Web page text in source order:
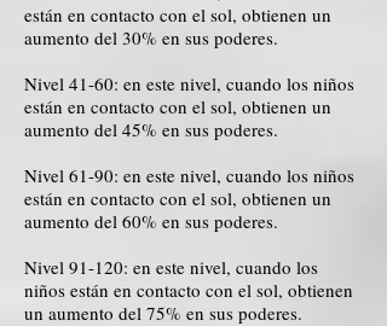
están en contacto con el sol, obtienen un
aumento del 30% en sus poderes.
Nivel 41-60: en este nivel, cuando los niños
están en contacto con el sol, obtienen un
aumento del 45% en sus poderes.
Nivel 61-90: en este nivel, cuando los niños
están en contacto con el sol, obtienen un
aumento del 60% en sus poderes.
Nivel 91-120: en este nivel, cuando los
niños están en contacto con el sol, obtienen
un aumento del 75% en sus poderes.